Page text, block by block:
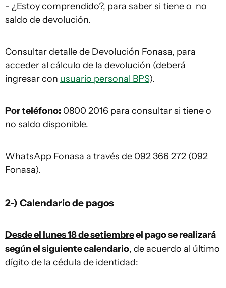
- ¿Estoy comprendido?, para saber si tiene o no
saldo de devolución.
Consultar detalle de Devolución Fonasa, para
acceder al cálculo de la devolución (deberá
ingresar con usuario personal BPS).
Por teléfono: 0800 2016 para consultar si tiene o
no saldo disponible.
WhatsApp Fonasa a través de 092 366 272 (092
Fonasa).
2-) Calendario de pagos
Desde el lunes 18 de setiembreel pago se realizará
según el siguiente calendario, de acuerdo al último
dígito de la cédula de identidad: